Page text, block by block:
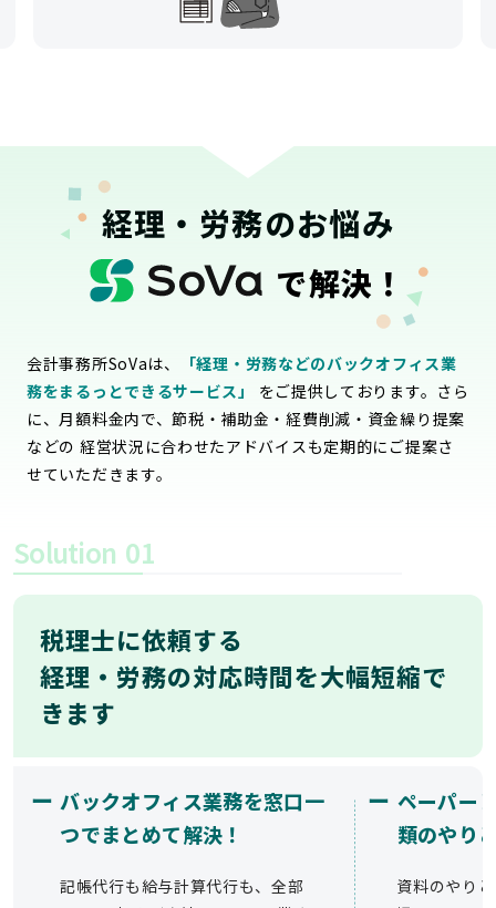
経理・労務のお悩み
で解決！
会計事務所SoVaは、
「経理・労務などのバックオフィス業
務をまるっとできるサービス」
をご提供しております。さら
に、月額料金内で、節税・補助金・経費削減・資金繰り提案
などの 経営状況に合わせたアドバイスも定期的にご提案さ
せていただきます。
Solution 01
税理士に依頼する
経理・労務の対応時間を大幅短縮で
きます
ー バックオフィス業務を窓口一
つでまとめて解決！
記帳代行も給与計算代行も、全部
ー ペーパー
類のやり
資料のやり